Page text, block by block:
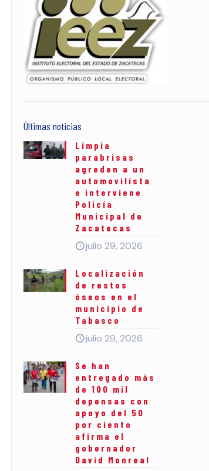
Últimas noticias
Limpia
parabrisas
agreden a un
automovilista
e interviene
Policía
Municipal de
Zacatecas
julio 29, 2026
Localización
de restos
óseos en el
municipio de
Tabasco
julio 29, 2026
Se han
entregado más
de 100 mil
depensas con
apoyo del 50
por ciento
afirma el
gobernador
David Monreal